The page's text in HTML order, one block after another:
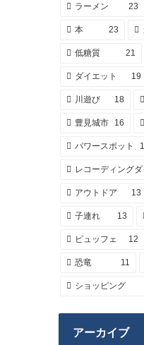
ラーメン 23
本 23
低糖質 21
ダイエット 19
川遊び 18
豊見城市 16
パワースポット
レコーディングダ
アウトドア 13
子連れ 13
ビュッフェ 12
恐竜 11
ショッピング
アーカイブ